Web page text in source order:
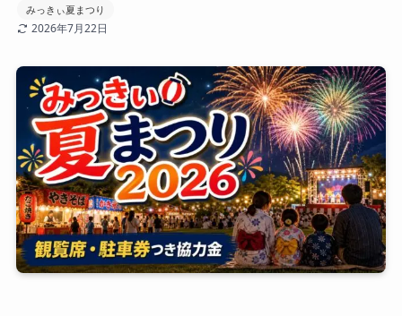
みっきぃ夏まつり
2026年7月22日